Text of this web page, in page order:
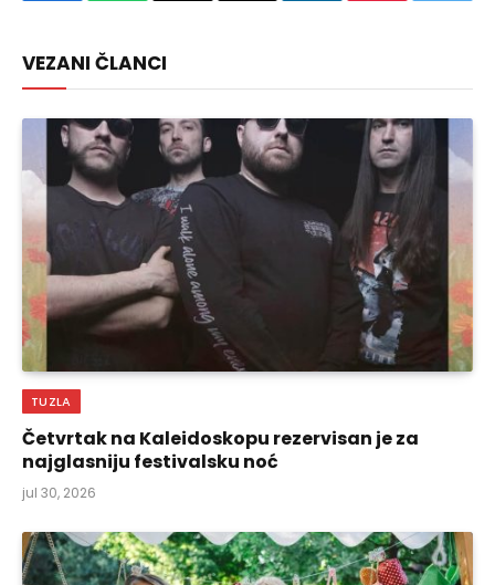
VEZANI ČLANCI
TUZLA
Četvrtak na Kaleidoskopu rezervisan je za
najglasniju festivalsku noć
jul 30, 2026